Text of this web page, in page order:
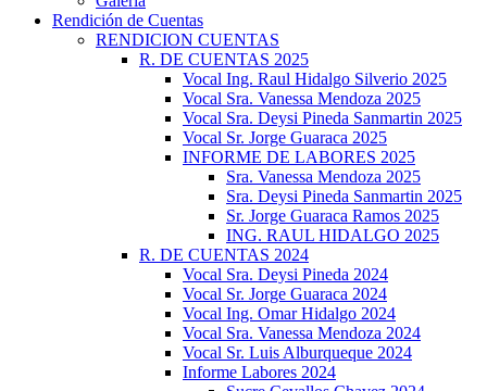
Rendición de Cuentas
RENDICION CUENTAS
R. DE CUENTAS 2025
Vocal Ing. Raul Hidalgo Silverio 2025
Vocal Sra. Vanessa Mendoza 2025
Vocal Sra. Deysi Pineda Sanmartin 2025
Vocal Sr. Jorge Guaraca 2025
INFORME DE LABORES 2025
Sra. Vanessa Mendoza 2025
Sra. Deysi Pineda Sanmartin 2025
Sr. Jorge Guaraca Ramos 2025
ING. RAUL HIDALGO 2025
R. DE CUENTAS 2024
Vocal Sra. Deysi Pineda 2024
Vocal Sr. Jorge Guaraca 2024
Vocal Ing. Omar Hidalgo 2024
Vocal Sra. Vanessa Mendoza 2024
Vocal Sr. Luis Alburqueque 2024
Informe Labores 2024